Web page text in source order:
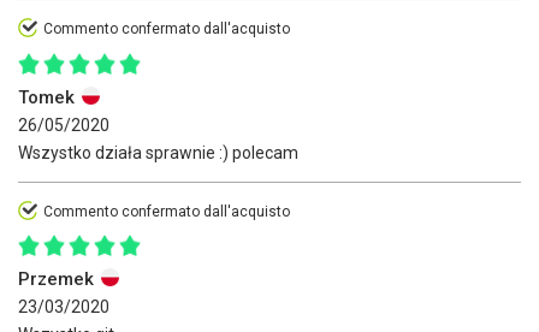
Commento confermato dall'acquisto
Tomek
26/05/2020
Wszystko działa sprawnie :) polecam
Commento confermato dall'acquisto
Przemek
23/03/2020